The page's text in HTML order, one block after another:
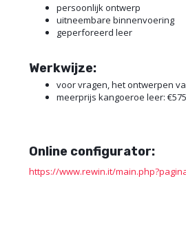
persoonlijk ontwerp
uitneembare binnenvoering
geperforeerd leer
Werkwijze:
voor vragen, het ontwerpen
meerprijs kangoeroe leer: €575
Online configurator:
https://www.rewin.it/